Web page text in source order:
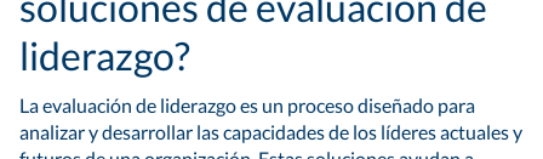
liderazgo?
La evaluación de liderazgo es un proceso diseñado para
analizar y desarrollar las capacidades de los líderes actuales y